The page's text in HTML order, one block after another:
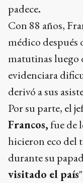
padece.
Con 88 años,
médico después
matutinas luego
evidenciara
derivó a sus
Por su parte, el
Francos,fue de
hicieron eco del
durante su
visitado el país